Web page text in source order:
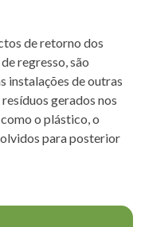
de retorno dos
regresso, são
instalações de outras
gerados nos
como o plástico, o
para posterior